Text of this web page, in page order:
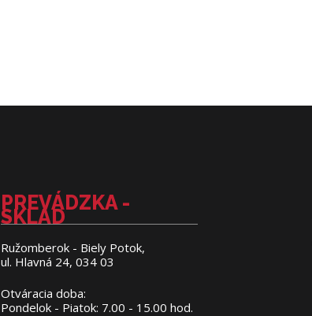
PREVÁDZKA -
SKLAD
Ružomberok - Biely Potok,
ul. Hlavná 24, 034 03
Otváracia doba:
Pondelok - Piatok: 7.00 - 15.00 hod.